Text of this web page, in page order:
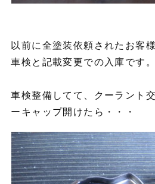
以前に全塗装依頼されたお客
車検と記載変更での入庫です。
車検整備してて、クーラント
ーキャップ開けたら・・・